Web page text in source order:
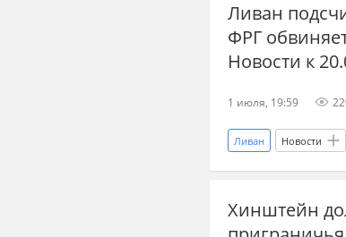
Ливан
ФРГ
Новости к
1 июля, 19:59
Ливан Новости
Северный поток
мобилизация на
Хинштейн